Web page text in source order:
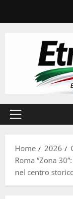
Menu
Home
2026
Roma “Zona
nel centro